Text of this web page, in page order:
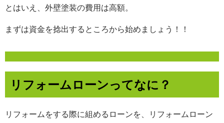
とはいえ、外壁塗装の費用は高額。
まずは資金を捻出するところから始めましょう！！
リフォームロ ーンってなに？
リフォームをする際に組めるローンを、リフォームローン